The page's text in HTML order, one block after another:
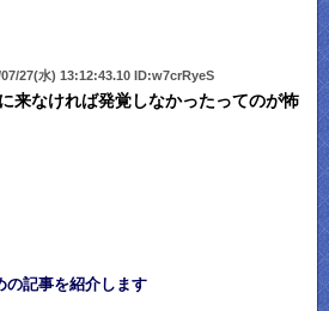
27(水) 13:12:43.10 ID:w7crRyeS
来なければ発覚しなかったってのが怖
の記事を紹介します